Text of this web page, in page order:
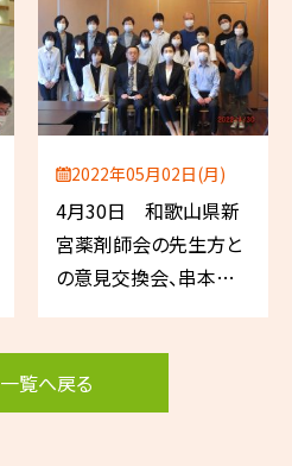
2022年05月02日(月)
4月30日 和歌山県新
宮薬剤師会の先生方と
の意見交換会、串本町
訪問
一覧へ戻る